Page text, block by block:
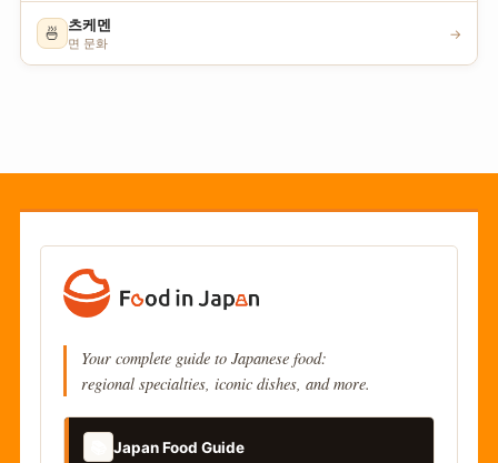
🍜 츠케멘
면 문화
→
Your complete guide to Japanese food:
regional specialties, iconic dishes, and more.
Japan Food Guide